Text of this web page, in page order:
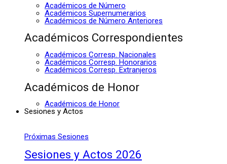
Académicos de Número
Académicos Supernumerarios
Académicos de Número Anteriores
Académicos Correspondientes
Académicos Corresp. Nacionales
Académicos Corresp. Honorarios
Académicos Corresp. Extranjeros
Académicos de Honor
Académicos de Honor
Sesiones y Actos
Próximas Sesiones
Sesiones y Actos 2026